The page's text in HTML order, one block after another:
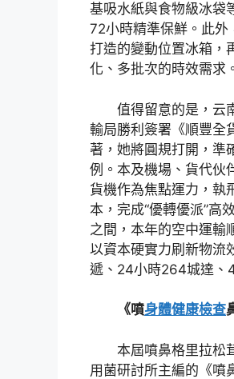
基吸水紙與食物級冰袋
72小時精準保鮮。此
打造的變動位置冰箱，
化、多批次的時效需求。
值得留意的是，云
輸局勝利簽署《順豐全
著，她將圓規打開，準
例。本及機場、貨代伙
貨機作為焦點運力，執
本，完成“優轉優派”高
之間，本年的空中運輸
以資本硬實力刷新物流
遞、24小時264城達、
《噴身體健康檢查
本屆噴鼻格里拉松
用菌研討所主編的《噴